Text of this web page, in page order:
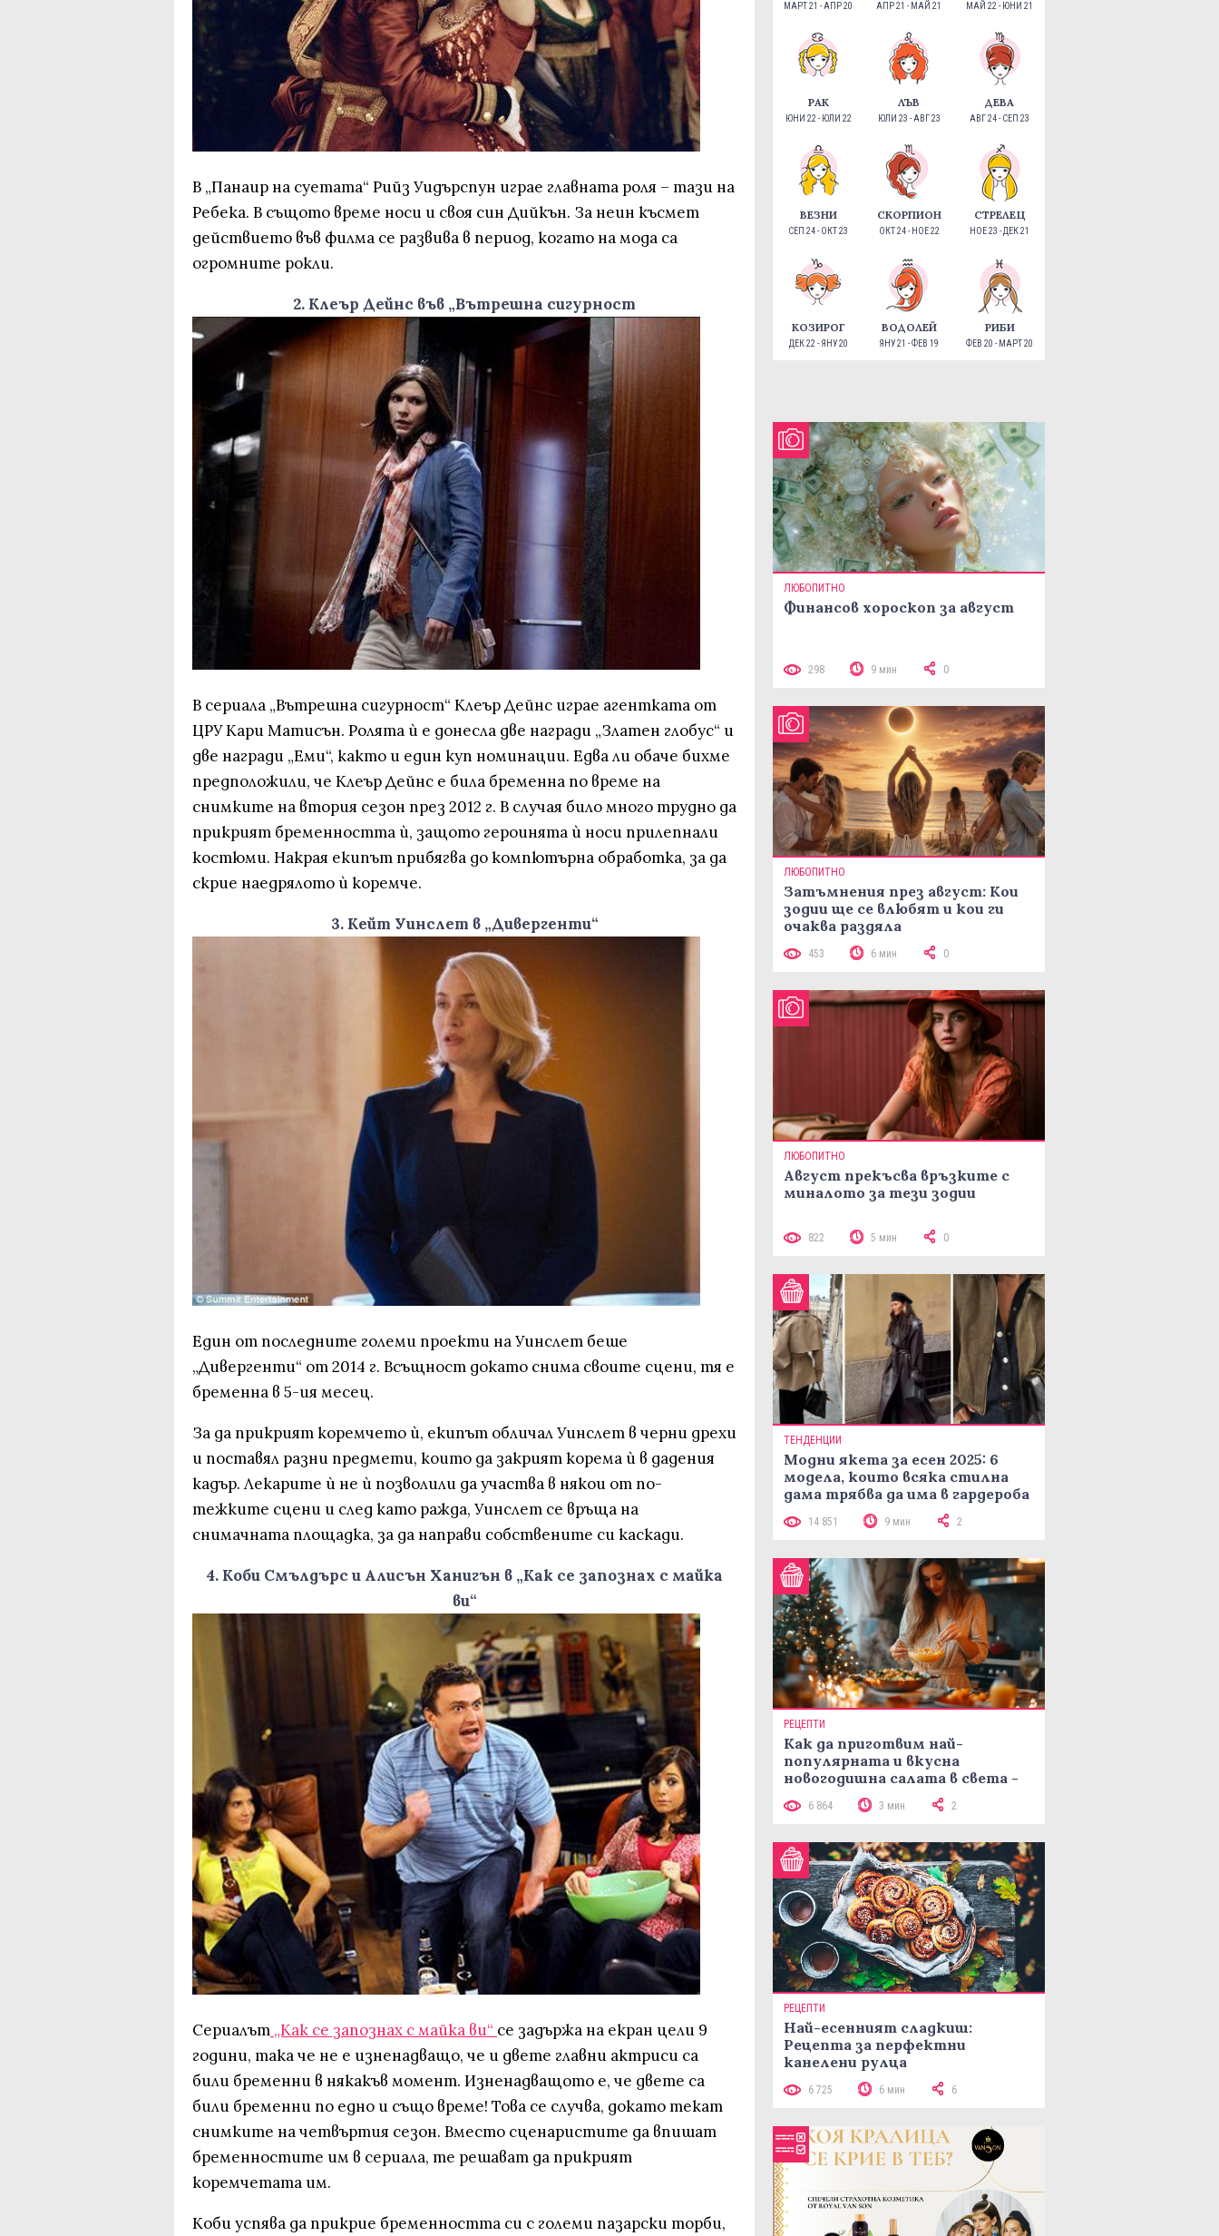
В „Панаир на суетата“ Рийз Уидърспун играе главната роля – тази на
Ребека. В същото време носи и своя син Дийкън. За неин късмет
действието във филма се развива в период, когато на мода са
огромните рокли.
2. Клеър Дейнс във „Вътрешна сигурност
В сериала „Вътрешна сигурност“ Клеър Дейнс играе агентката от
ЦРУ Кари Матисън. Ролята ѝ е донесла две награди „Златен глобус“ и
две награди „Еми“, както и един куп номинации. Едва ли обаче бихме
предположили, че Клеър Дейнс е била бременна по време на
снимките на втория сезон през 2012 г. В случая било много трудно да
прикрият бременността ѝ, защото героинята ѝ носи прилепнали
костюми. Накрая екипът прибягва до компютърна обработка, за да
скрие наедрялото ѝ коремче.
3. Кейт Уинслет в „Дивергенти“
Един от последните големи проекти на Уинслет беше
„Дивергенти“ от 2014 г. Всъщност докато снима своите сцени, тя е
бременна в 5-ия месец.
За да прикрият коремчето ѝ, екипът обличал Уинслет в черни дрехи
и поставял разни предмети, които да закрият корема ѝ в дадения
кадър. Лекарите ѝ не ѝ позволили да участва в някои от по-
тежките сцени и след като ражда, Уинслет се връща на
снимачната площадка, за да направи собствените си каскади.
4. Коби Смълдърс и Алисън Ханигън в „Как се запознах с майка
ви“
Сериалът „Как се запознах с майка ви“ се задържа на екран цели 9
години, така че не е изненадващо, че и двете главни актриси са
били бременни в някакъв момент. Изненадващото е, че двете са
били бременни по едно и също време! Това се случва, докато текат
снимките на четвъртия сезон. Вместо сценаристите да впишат
бременностите им в сериала, те решават да прикрият
коремчетата им.
Коби успява да прикрие бременността си с големи пазарски торби,
МАРТ 21 - АПР 20 АПР 21 - МАЙ 21 МАЙ 22 - ЮНИ 21
РАК
ЮНИ 22 - ЮЛИ 22
ЛЪВ
ЮЛИ 23 - АВГ 23
ДЕВА
АВГ 24 - СЕП 23
ВЕЗНИ
СЕП 24 - ОКТ 23
СКОРПИОН
ОКТ 24 - НОЕ 22
СТРЕЛЕЦ
НОЕ 23 - ДЕК 21
КОЗИРОГ
ДЕК 22 - ЯНУ 20
ВОДОЛЕЙ
ЯНУ 21 - ФЕВ 19
РИБИ
ФЕВ 20 - МАРТ 20
ЛЮБОПИТНО
Финансов хороскоп за август
298 9 мин 0
ЛЮБОПИТНО
Затъмнения през август: Кои
зодии ще се влюбят и кои ги
очаква раздяла
453 6 мин 0
ЛЮБОПИТНО
Август прекъсва връзките с
миналото за тези зодии
822 5 мин 0
ТЕНДЕНЦИИ
Модни якета за есен 2025: 6
модела, които всяка стилна
дама трябва да има в гардероба
14 851 9 мин 2
РЕЦЕПТИ
Как да приготвим най-
популярната и вкусна
новогодишна салата в света -
рецепта Мимоза
6 864 3 мин 2
РЕЦЕПТИ
Най-есенният сладкиш:
Рецепта за перфектни
канелени рулца
6 725 6 мин 6